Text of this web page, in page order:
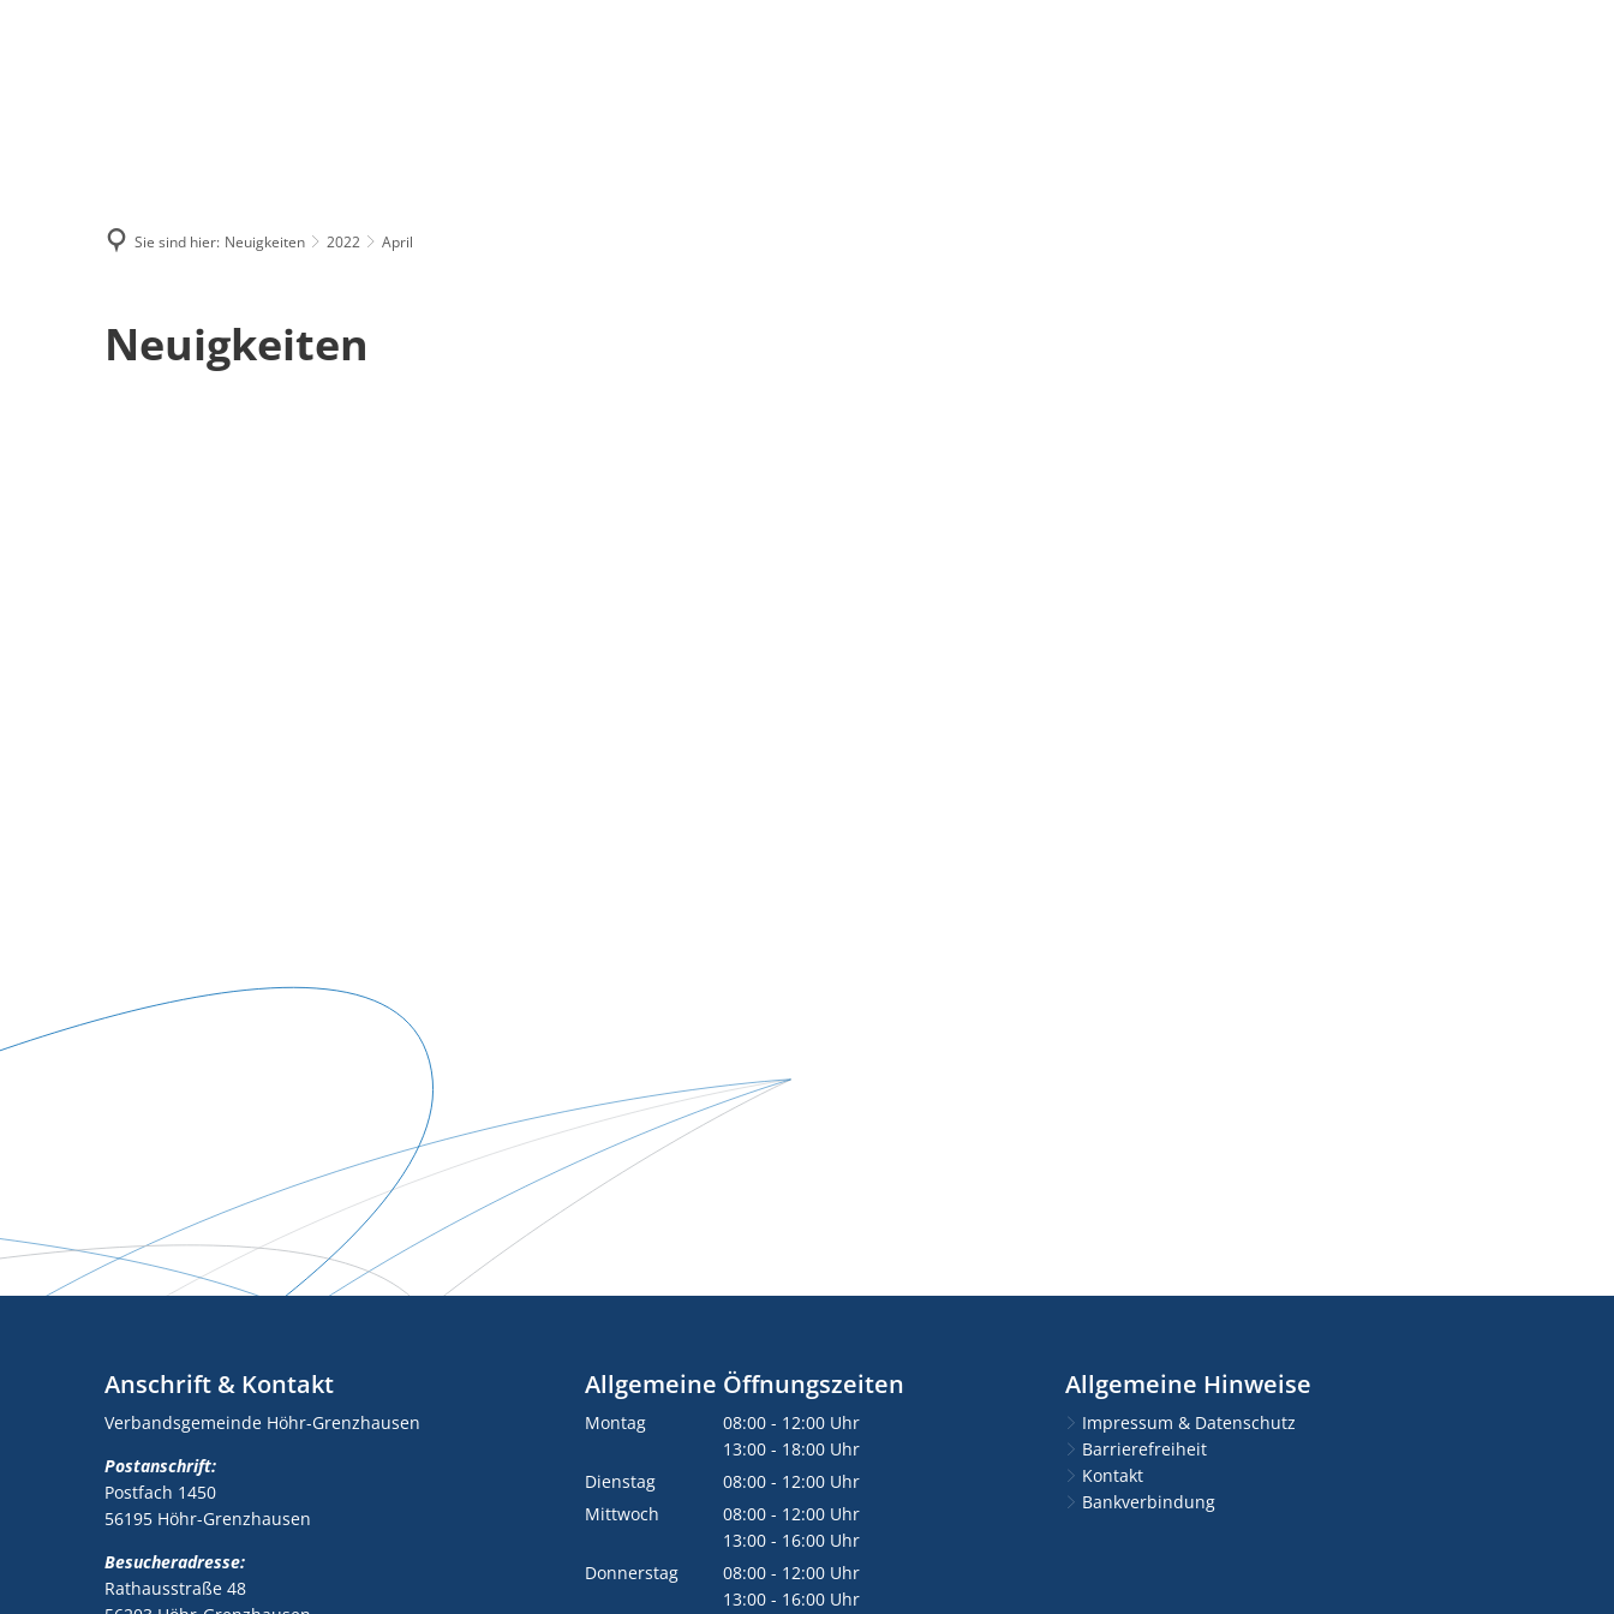
Sie sind hier: Neuigkeiten 2022 April
Neuigkeiten
Anschrift & Kontakt
Verbandsgemeinde Höhr-Grenzhausen
Postanschrift:
Postfach 1450
56195 Höhr-Grenzhausen
Besucheradresse:
Rathausstraße 48
Allgemeine Öffnungszeiten
Montag 08:00 - 12:00 Uhr
Von 08:00 bis 12:00 Uhr
13:00 - 18:00 Uhr
Von 13:00 bis 18:00 Uhr
Dienstag 08:00 - 12:00 Uhr
Von 08:00 bis 12:00 Uhr
Mittwoch 08:00 - 12:00 Uhr
Von 08:00 bis 12:00 Uhr
13:00 - 16:00 Uhr
Von 13:00 bis 16:00 Uhr
Donnerstag 08:00 - 12:00 Uhr
Von 08:00 bis 12:00 Uhr
13:00 - 16:00 Uhr
Allgemeine Hinweise
Impressum & Datenschutz
Barrierefreiheit
Kontakt
Bankverbindung